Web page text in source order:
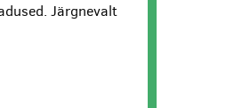
Järgnevalt